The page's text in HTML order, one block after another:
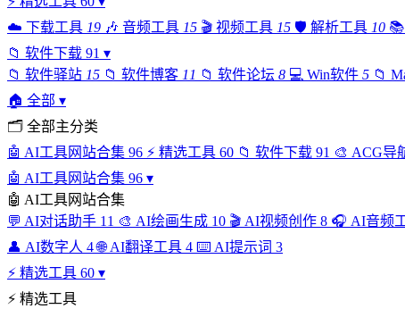
☁️ 下载工具 19 🎶 音频工具 15 🎬 视频工具 15 🛡️ 解析工具 10 📚
📁 软件下载 91 ▾
📁 软件驿站 15 📁 软件博客 11 📁 软件论坛 8 💻 Win软件 5 📁
🏠 全部 ▾
🗂 全部主分类
🤖 AI工具网站合集 96 ⚡ 精选工具 60 📁 软件下载 91 🎨 ACG导
🤖 AI工具网站合集 96 ▾
🤖 AI工具网站合集
💬 AI对话助手 11 🎨 AI绘画生成 10 🎬 AI视频创作 8 🎧 AI音频
👤 AI数字人 4 🌐 AI翻译工具 4 ⌨️ AI提示词 3
⚡ 精选工具 60 ▾
⚡ 精选工具